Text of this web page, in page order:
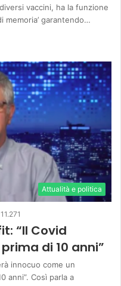
vaccini, ha la funzione
memoria’ garantendo…
Attualità e politica
11.271
“Il Covid
di 10 anni”
innocuo come un
anni”. Così parla a